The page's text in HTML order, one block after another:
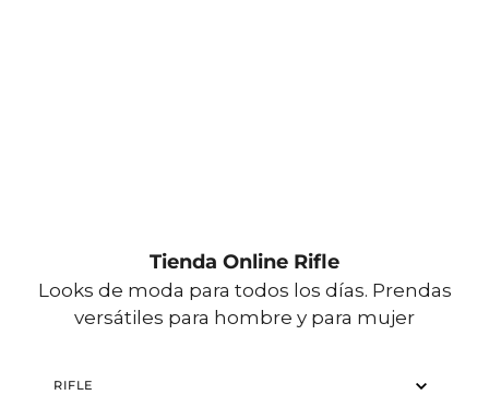
Tienda Online Rifle
Looks de moda para todos los días. Prendas
versátiles para hombre y para mujer
RIFLE